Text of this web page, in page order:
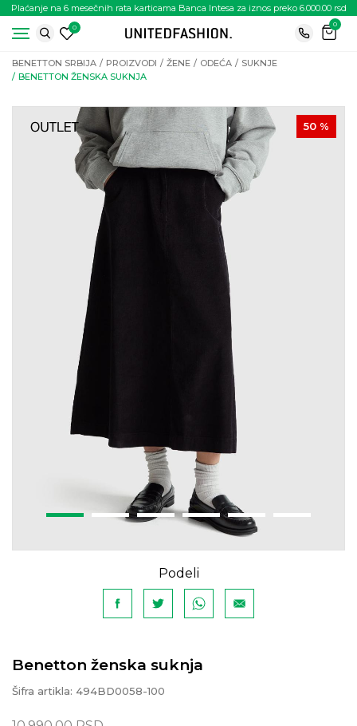
Plaćanje na 6 mesečnih rata karticama Banca Intesa za iznos preko 6.000.00 rsd
0
0
BENETTON SRBIJA PROIZVODI ŽENE ODEĆA
SUKNJE
BENETTON ŽENSKA SUKNJA
50 %
Podeli
Benetton ženska suknja
Šifra artikla: 494BD0058-100